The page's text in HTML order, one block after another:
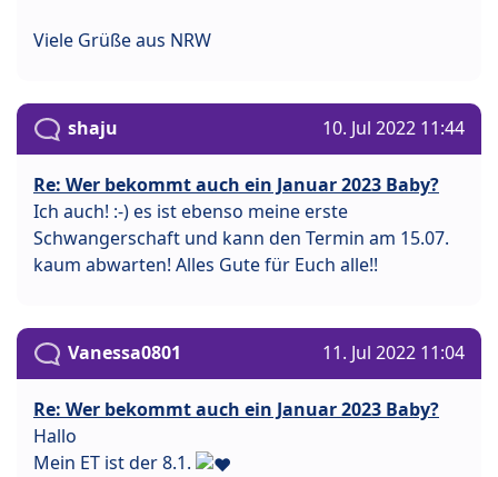
Viele Grüße aus NRW
shaju 10. Jul 2022 11:44
Re: Wer bekommt auch ein Januar 2023 Baby?
Ich auch! :-) es ist ebenso meine erste
Schwangerschaft und kann den Termin am 15.07.
kaum abwarten! Alles Gute für Euch alle!!
Vanessa0801 11. Jul 2022 11:04
Re: Wer bekommt auch ein Januar 2023 Baby?
Hallo
Mein ET ist der 8.1.